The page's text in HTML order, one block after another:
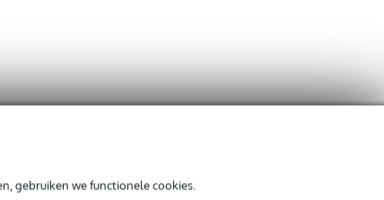
gebruiken we functionele cookies.